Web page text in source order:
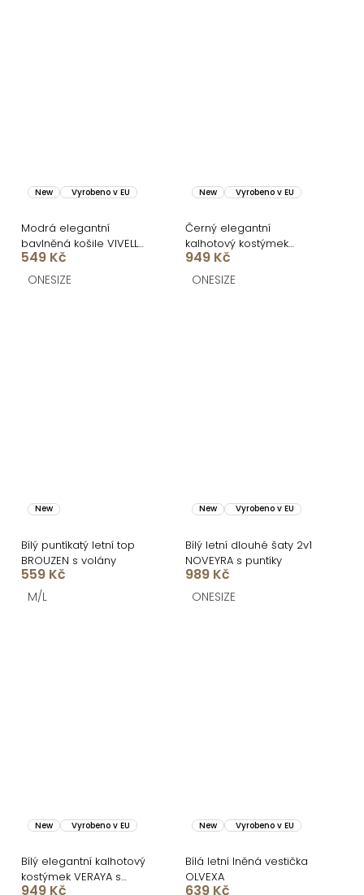
New Vyrobeno v EU
Modrá elegantní
bavlněná košile VIVELL
bez rukávů
549 Kč
ONESIZE
New Vyrobeno v EU
Černý elegantní
kalhotový kostýmek
VERAYA s puntíky
949 Kč
ONESIZE
New
Bílý puntíkatý letní top
BROUZEN s volány
559 Kč
M/L
New Vyrobeno v EU
Bílý letní dlouhé šaty 2v1
NOVEYRA s puntíky
989 Kč
ONESIZE
New Vyrobeno v EU
Bílý elegantní kalhotový
kostýmek VERAYA s
949 Kč
New Vyrobeno v EU
Bílá letní lněná vestička
OLVEXA
639 Kč